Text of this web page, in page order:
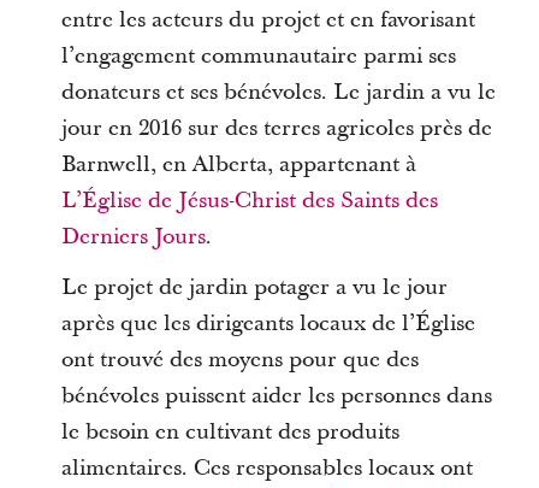
entre les acteurs du projet et en favorisant
l’engagement communautaire parmi ses
donateurs et ses bénévoles. Le jardin a vu le
jour en 2016 sur des terres agricoles près de
Barnwell, en Alberta, appartenant à
L’Église de Jésus-Christ des Saints des
Derniers Jours.
Le projet de jardin potager a vu le jour
après que les dirigeants locaux de l’Église
ont trouvé des moyens pour que des
bénévoles puissent aider les personnes dans
le besoin en cultivant des produits
alimentaires. Ces responsables locaux ont